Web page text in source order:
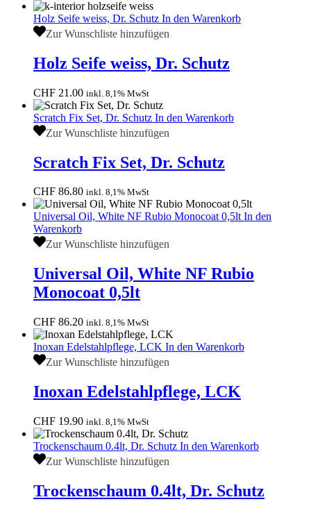
Holz Seife weiss, Dr. Schutz In den Warenkorb
Zur Wunschliste hinzufügen
Holz Seife weiss, Dr. Schutz
CHF 21.00 inkl. 8,1% MwSt
Scratch Fix Set, Dr. Schutz In den Warenkorb
Zur Wunschliste hinzufügen
Scratch Fix Set, Dr. Schutz
CHF 86.80 inkl. 8,1% MwSt
Universal Oil, White NF Rubio Monocoat 0,5lt In den
Warenkorb
Zur Wunschliste hinzufügen
Universal Oil, White NF Rubio
Monocoat 0,5lt
CHF 86.20 inkl. 8,1% MwSt
Inoxan Edelstahlpflege, LCK In den Warenkorb
Zur Wunschliste hinzufügen
Inoxan Edelstahlpflege, LCK
CHF 19.90 inkl. 8,1% MwSt
Trockenschaum 0.4lt, Dr. Schutz In den Warenkorb
Zur Wunschliste hinzufügen
Trockenschaum 0.4lt, Dr. Schutz